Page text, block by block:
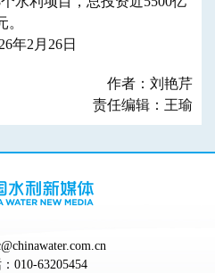
2月26日
作者：刘艳芹
责任编辑：王瑜
010-63205454